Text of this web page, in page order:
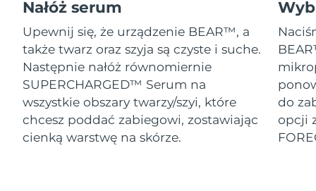
Nałóż serum
Upewnij się, że urządzenie BEAR™, a
także twarz oraz szyja są czyste i suche.
Następnie nałóż równomiernie
SUPERCHARGED™ Serum na
wszystkie obszary twarzy/szyi, które
chcesz poddać zabiegowi, zostawiając
cienką warstwę na skórze.
do
opcji